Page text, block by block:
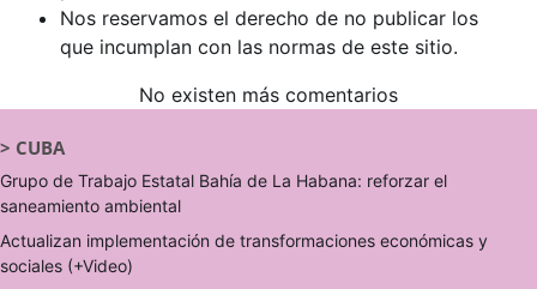
Nos reservamos el derecho de no publicar los
que incumplan con las normas de este sitio.
No existen más comentarios
> CUBA
Grupo de Trabajo Estatal Bahía de La Habana: reforzar el
saneamiento ambiental
Actualizan implementación de transformaciones económicas y
sociales (+Video)